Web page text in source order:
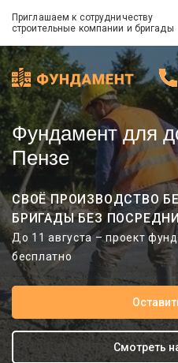
Приглашаем к сотрудничеству
строительные компании и бригады
Фундамент для
Пензе
СВОЁ ПРОИЗВОДСТВО
БРИГАДЫ БЕЗ
До 11 августа – проект
бесплатно
Смотреть